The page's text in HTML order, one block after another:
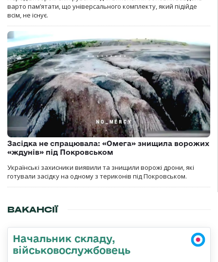
варто пам’ятати, що універсального комплекту, який підійде
всім, не існує.
Засідка не спрацювала: «Омега» знищила ворожих
«ждунів» під Покровськом
Українські захисники виявили та знищили ворожі дрони, які
готували засідку на одному з териконів під Покровськом.
ВАКАНСІЇ
Начальник складу,
військовослужбовець